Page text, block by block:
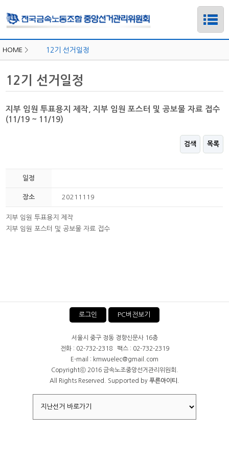
HOME > 12기 선거일정
12기 선거일정
지부 임원 투표용지 제작, 지부 임원 포스터 및 공보물 자료 접수
(11/19 ~ 11/19)
검색 목록
일정
장소 20211119
지부 임원 투표용지 제작
지부 임원 포스터 및 공보물 자료 접수
로그인 PC버전보기
서울시 중구 정동 경향신문사 16층
전화 : 02-732-2318 팩스 : 02-732-2319
E-mail : kmwuelec@gmail.com
Copyrightⓒ 2016 금속노조중앙선거관리위원회.
All Rights Reserved. Supported by 푸른아이티.